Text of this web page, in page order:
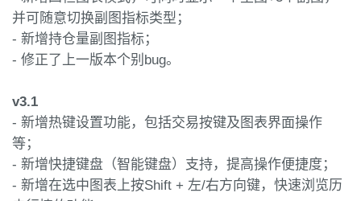
并可随意切换副图指标类型；
- 新增持仓量副图指标；
- 修正了上一版本个别bug。
v3.1
- 新增热键设置功能，包括交易按键及图表界面操作
等；
- 新增快捷键盘（智能键盘）支持，提高操作便捷度；
- 新增在选中图表上按Shift + 左/右方向键，快速浏览历